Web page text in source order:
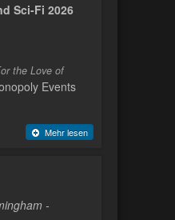
Sci-Fi 2026
the Love of
Events
Mehr lesen
-